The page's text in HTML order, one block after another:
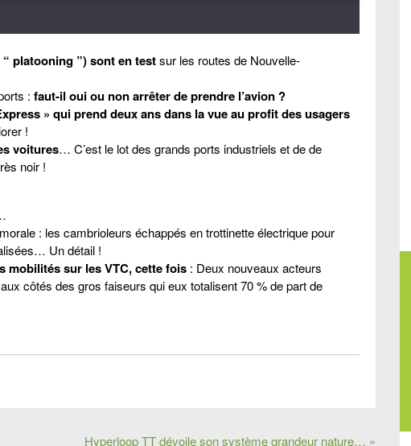
platooning ”) sont en testsur les routes de Nouvelle-
: faut-il oui ou non arrêter de prendre l’avion ?
» qui prend deux ans dans la vue au profit des usagers
!
voitures… C’est le lot des grands ports industriels et de de
noir !
: les cambrioleurs échappés en trottinette électrique pour
Un détail !
mobilités sur les VTC, cette fois : Deux nouveaux acteurs
côtés des gros faiseurs qui eux totalisent 70 % de part de
Hyperloop TT dévoile son système grandeur nature… »